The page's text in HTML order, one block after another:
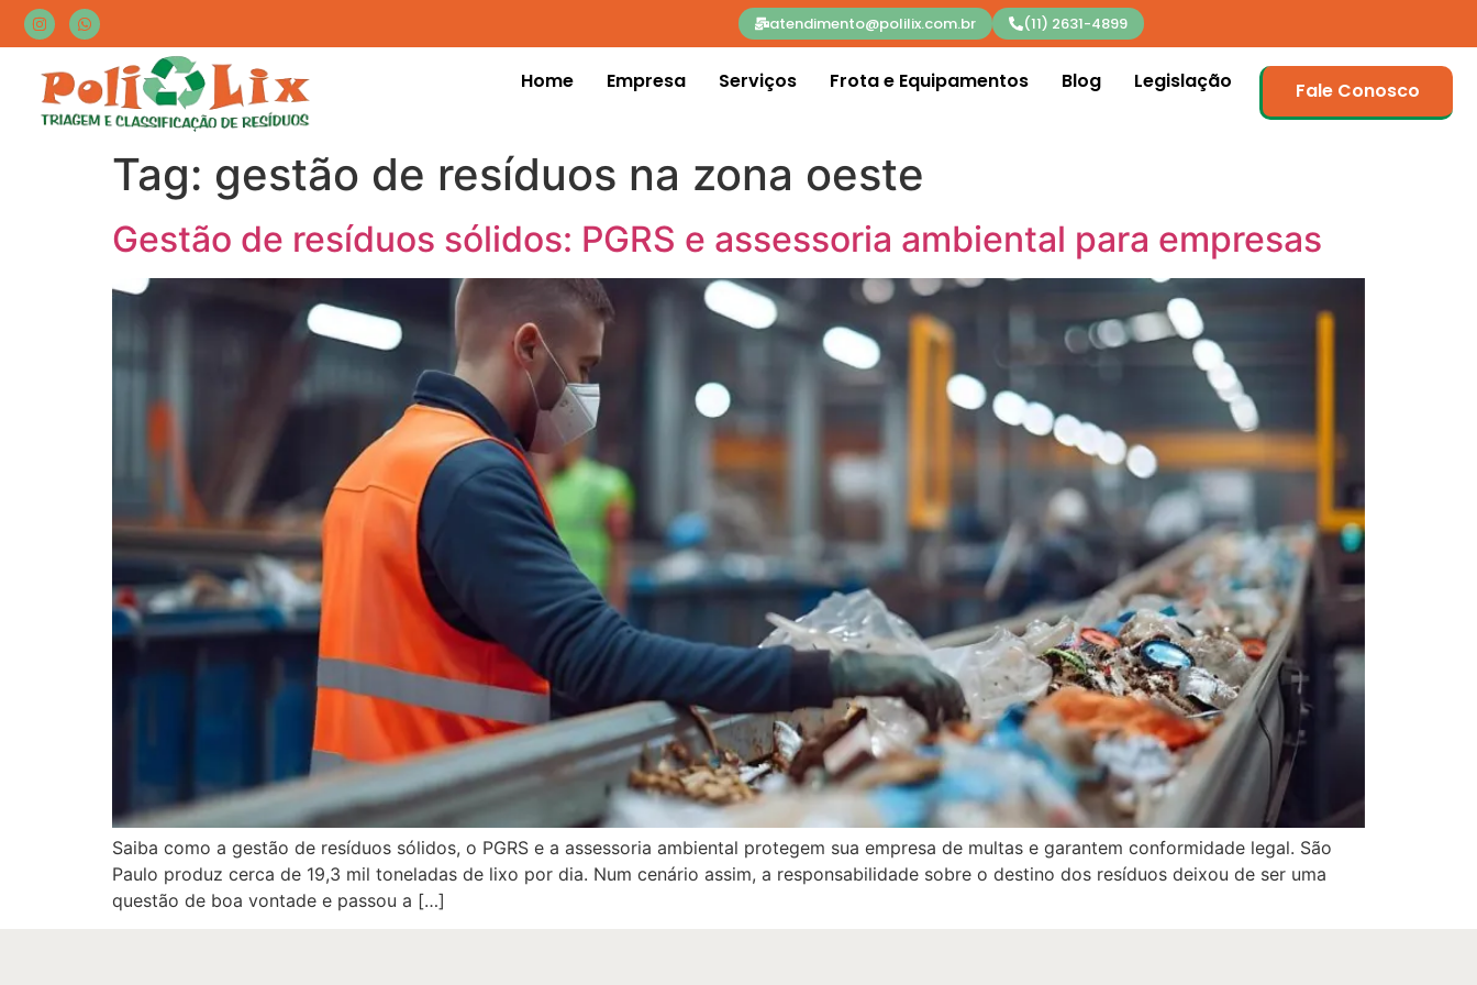
atendimento@polilix.com.br (11) 2631-4899
Home Empresa Serviços Frota e Equipamentos Blog Legislação Fale Conosco
Tag: gestão de resíduos na zona oeste
Gestão de resíduos sólidos: PGRS e assessoria ambiental para empresas
Saiba como a gestão de resíduos sólidos, o PGRS e a assessoria ambiental protegem sua empresa de multas e garantem conformidade legal. São
Paulo produz cerca de 19,3 mil toneladas de lixo por dia. Num cenário assim, a responsabilidade sobre o destino dos resíduos deixou de ser uma
questão de boa vontade e passou a […]